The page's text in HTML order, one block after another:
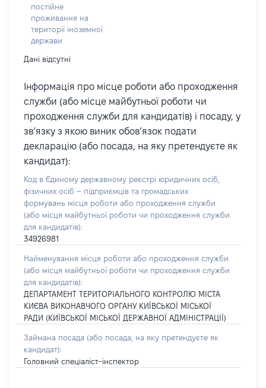
постійне
проживання на
території іноземної
держави
Дані відсутні
Інформація про місце роботи або проходження
служби (або місце майбутньої роботи чи
проходження служби для кандидатів) і посаду, у
зв’язку з якою виник обов’язок подати
декларацію (або посада, на яку претендуєте як
кандидат):
Код в Єдиному державному реєстрі юридичних осіб,
фізичних осіб – підприємців та громадських
формувань місця роботи або проходження служби
(або місця майбутньої роботи чи проходження служби
для кандидатів):
34926981
Найменування місця роботи або проходження служби
(або місця майбутньої роботи чи проходження служби
для кандидатів):
ДЕПАРТАМЕНТ ТЕРИТОРІАЛЬНОГО КОНТРОЛЮ МІСТА
КИЄВА ВИКОНАВЧОГО ОРГАНУ КИЇВСЬКОЇ МІСЬКОЇ
РАДИ (КИЇВСЬКОЇ МІСЬКОЇ ДЕРЖАВНОЇ АДМІНІСТРАЦІЇ)
Займана посада (або посада, на яку претендуєте як
кандидат):
Головний спеціаліст-інспектор